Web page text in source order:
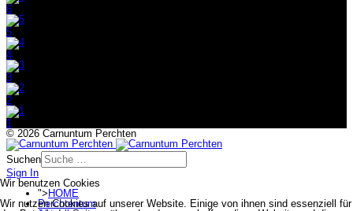
6
5
4
3
2
1
© 2026 Carnuntum Perchten
Suchen
Sign In
"> HOME
Perchtentum
Wir benutzen Cookies
Wir nutzen Cookies auf unserer Website. Einige von ihnen sind essenziell für